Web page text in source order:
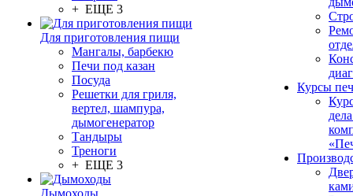
+ ЕЩЕ 3
Для приготовления пищи
Мангалы, барбекю
Печи под казан
Посуда
Решетки для гриля,
вертел, шампура,
дымогенератор
Тандыры
Треноги
+ ЕЩЕ 3
Дымоходы
Курсы